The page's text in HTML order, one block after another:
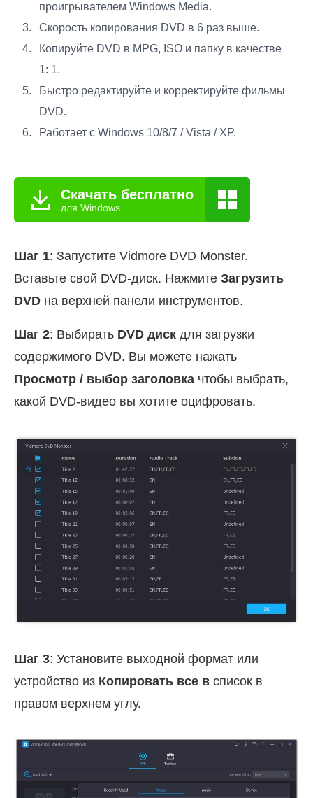
проигрывателем Windows Media.
Скорость копирования DVD в 6 раз выше.
Копируйте DVD в MPG, ISO и папку в качестве
1: 1.
Быстро редактируйте и корректируйте фильмы
DVD.
Работает с Windows 10/8/7 / Vista / XP.
Скачать бесплатно
для Windows
Шаг 1: Запустите Vidmore DVD Monster.
Вставьте свой DVD-диск. Нажмите Загрузить
DVD на верхней панели инструментов.
Шаг 2: Выбирать DVD диск для загрузки
содержимого DVD. Вы можете нажать
Просмотр / выбор заголовка чтобы выбрать,
какой DVD-видео вы хотите оцифровать.
Шаг 3: Установите выходной формат или
устройство из Копировать все в список в
правом верхнем углу.